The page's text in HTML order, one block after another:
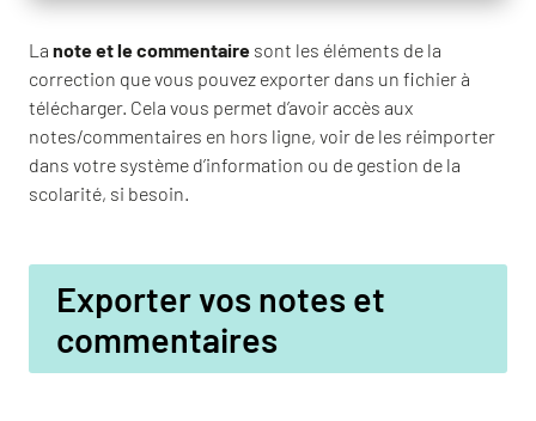
La note et le commentaire sont les éléments de la
correction que vous pouvez exporter dans un fichier à
télécharger. Cela vous permet d’avoir accès aux
notes/commentaires en hors ligne, voir de les réimporter
dans votre système d’information ou de gestion de la
scolarité, si besoin.
Exporter vos notes et
commentaires